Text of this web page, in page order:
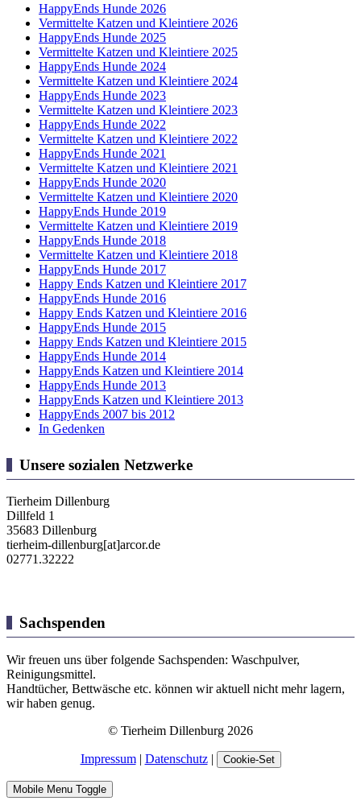
HappyEnds Hunde 2026
Vermittelte Katzen und Kleintiere 2026
HappyEnds Hunde 2025
Vermittelte Katzen und Kleintiere 2025
HappyEnds Hunde 2024
Vermittelte Katzen und Kleintiere 2024
HappyEnds Hunde 2023
Vermittelte Katzen und Kleintiere 2023
HappyEnds Hunde 2022
Vermittelte Katzen und Kleintiere 2022
HappyEnds Hunde 2021
Vermittelte Katzen und Kleintiere 2021
HappyEnds Hunde 2020
Vermittelte Katzen und Kleintiere 2020
HappyEnds Hunde 2019
Vermittelte Katzen und Kleintiere 2019
HappyEnds Hunde 2018
Vermittelte Katzen und Kleintiere 2018
HappyEnds Hunde 2017
Happy Ends Katzen und Kleintiere 2017
HappyEnds Hunde 2016
Happy Ends Katzen und Kleintiere 2016
HappyEnds Hunde 2015
Happy Ends Katzen und Kleintiere 2015
HappyEnds Hunde 2014
HappyEnds Katzen und Kleintiere 2014
HappyEnds Hunde 2013
HappyEnds Katzen und Kleintiere 2013
HappyEnds 2007 bis 2012
In Gedenken
Unsere sozialen Netzwerke
Tierheim Dillenburg
Dillfeld 1
35683 Dillenburg
tierheim-dillenburg[at]arcor.de
02771.32222
Sachspenden
Wir freuen uns über folgende Sachspenden: Waschpulver,
Reinigungsmittel.
Handtücher, Bettwäsche etc. können wir aktuell nicht mehr lagern,
wir haben genug.
© Tierheim Dillenburg 2026
Impressum| Datenschutz| Cookie-Set
Mobile Menu Toggle